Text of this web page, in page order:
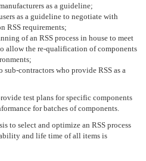
as a guideline;
as a guideline to negotiate with
RSS requirements;
of an RSS process in house to meet
allow the re-qualification of components
contractors who provide RSS as a
test plans for specific components
for batches of components.
to select and optimize an RSS process
and life time of all items is